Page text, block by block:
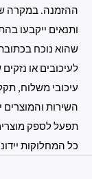
ההזמנה. במקרה
ותנאים ייקבעו
שהוא נוכח
לעיכובים או
עיכובי משלוח,
השירות
תפעל לספק
כל המחלוקות